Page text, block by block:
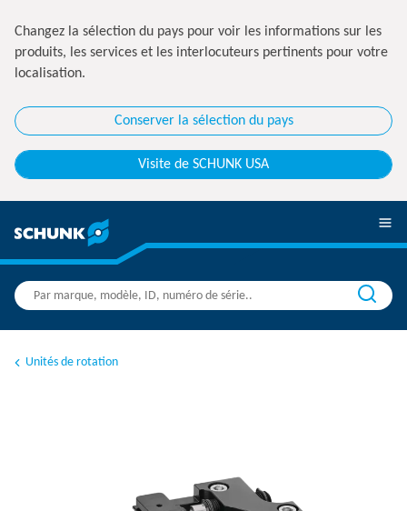
Changez la sélection du pays pour voir les informations sur les
produits, les services et les interlocuteurs pertinents pour votre
localisation.
Conserver la sélection du pays
Visite de SCHUNK USA
Unités de rotation